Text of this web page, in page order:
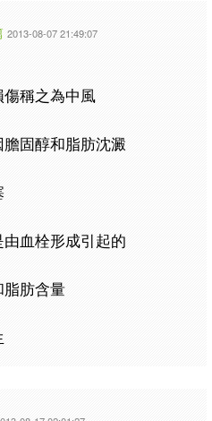
2013-08-07 21:49:07
稱之為中風
固醇和脂肪沈澱
血栓形成引起的
肪含量